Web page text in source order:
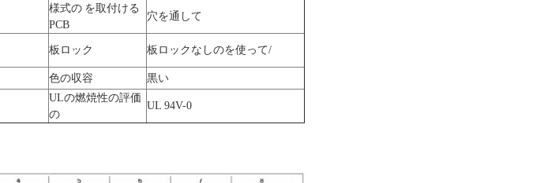
様式の を取付ける
PCB
穴を通して
板ロック 板ロックなしのを使って/
色の収容
黒い
ULの燃焼性の評価
の
UL 94V-0